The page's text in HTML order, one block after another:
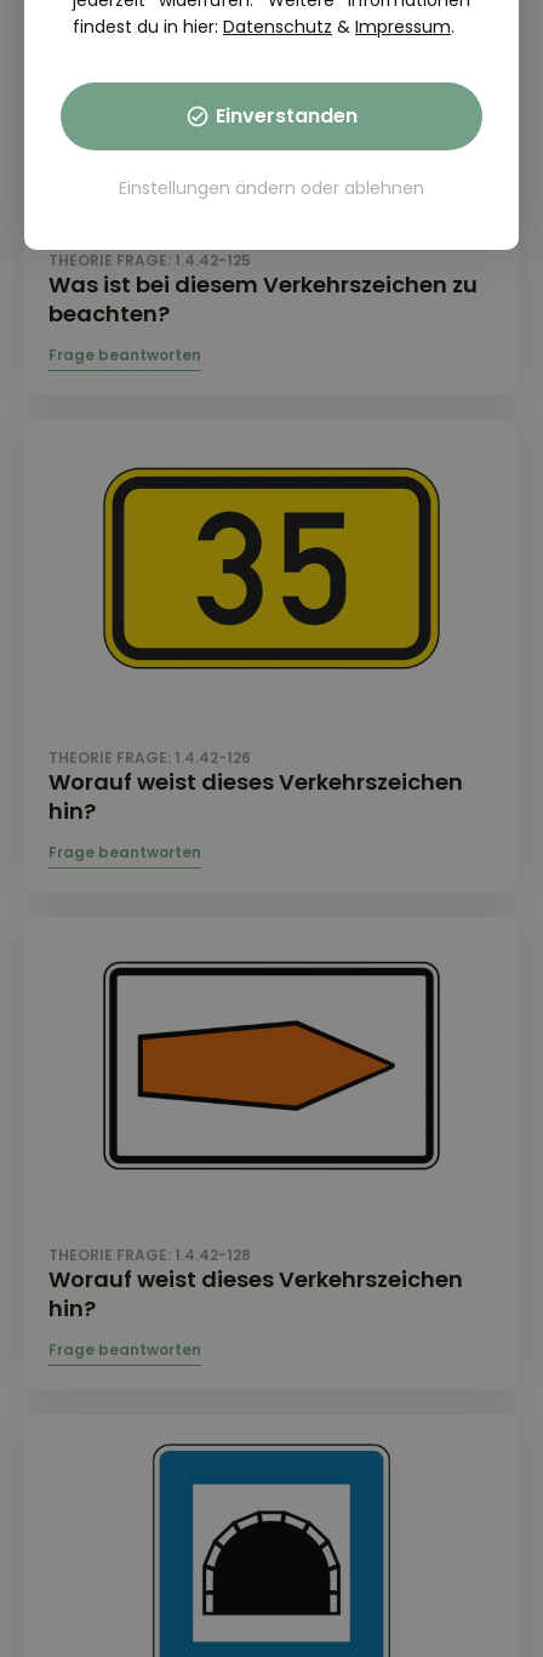
THEORIE FRAGE: 1.4.42-125
Was ist bei diesem Verkehrszeichen zu
beachten?
THEORIE FRAGE: 1.4.42-126
Worauf weist dieses Verkehrszeichen
hin?
THEORIE FRAGE: 1.4.42-128
Worauf weist dieses Verkehrszeichen
hin?
findest du in hier: Datenschutz & Impressum.
Einverstanden
Einstellungen ändern oder ablehnen